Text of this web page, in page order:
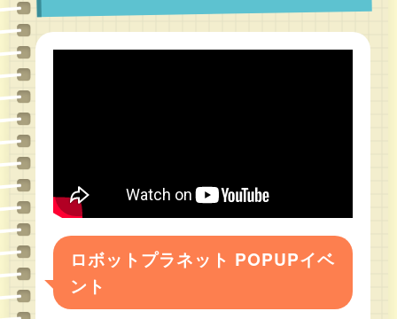
ロボットプラネット POPUPイベ
ント